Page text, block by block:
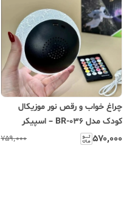
چراغ خواب و رقص نور موزیکال
کودک مدل BR-036 – اسپیکر
بلوتوثی با طرح تخم اژدها و گوی
۵۷۰٬۰۰۰ ۷۵۹٬۰۰۰